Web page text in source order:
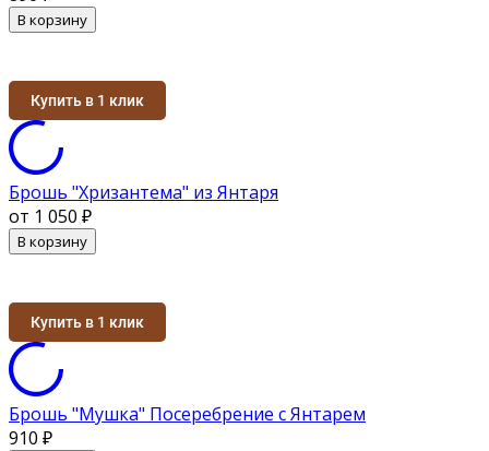
В корзину
Купить в 1 клик
Брошь "Хризантема" из Янтаря
от 1 050 ₽
В корзину
Купить в 1 клик
Брошь "Мушка" Посеребрение с Янтарем
910 ₽